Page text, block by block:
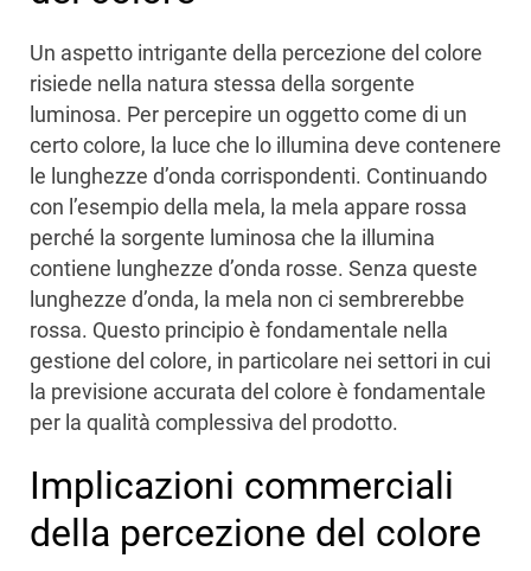
Un aspetto intrigante della percezione del colore
risiede nella natura stessa della sorgente
luminosa. Per percepire un oggetto come di un
certo colore, la luce che lo illumina deve contenere
le lunghezze d’onda corrispondenti. Continuando
con l’esempio della mela, la mela appare rossa
perché la sorgente luminosa che la illumina
contiene lunghezze d’onda rosse. Senza queste
lunghezze d’onda, la mela non ci sembrerebbe
rossa. Questo principio è fondamentale nella
gestione del colore, in particolare nei settori in cui
la previsione accurata del colore è fondamentale
per la qualità complessiva del prodotto.
Implicazioni commerciali
della percezione del colore